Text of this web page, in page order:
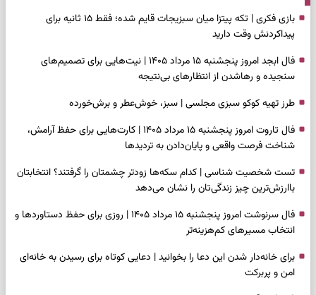
بازی فکری | تکه پیتزا میان سبزیجات قایم شده؛ فقط ۱۵ ثانیه برای
پیداکردنش وقت دارید
فال ابجد امروز پنجشنبه ۱۵ مرداد ۱۴۰۵ | نیت‌هایی برای تصمیم‌های
سنجیده و رهاشدن از انتظارهای بی‌نتیجه
طرز تهیه کوکو سبزی مجلسی | سبز، خوش‌عطر و برش‌خورده
فال تاروت امروز پنجشنبه ۱۵ مرداد ۱۴۰۵ | کارت‌هایی برای حفظ آرامش،
شناخت فرصت واقعی و پایان‌دادن به تردیدها
تست شخصیت شناسی | کدام سکه‌ها زودتر چشمتان را گرفتند؟ انتخابتان
باارزش‌ترین چیز زندگی‌تان را نشان می‌دهد
فال سرنوشت امروز پنجشنبه ۱۵ مرداد ۱۴۰۵ | روزی برای حفظ دستاوردها و
انتخاب مسیرهای کم‌هزینه‌تر
برای خانه‌دار شدن این دعا را بخوانید | دعایی کوتاه برای رسیدن به خانه‌ای
امن و پربرکت